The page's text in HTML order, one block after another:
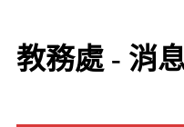
教務處 - 消